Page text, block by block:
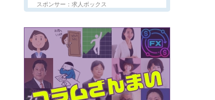
スポンサー：求人ボックス